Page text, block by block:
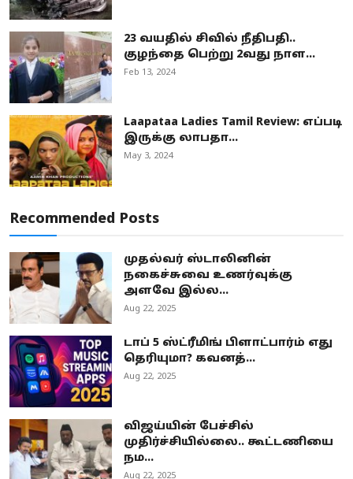
23 வயதில் சிவில் நீதிபதி..
குழந்தை பெற்று 2வது நாள...
Feb 13, 2024
Laapataa Ladies Tamil Review: எப்படி
இருக்கு லாபதா...
May 3, 2024
Recommended Posts
முதல்வர் ஸ்டாலினின்
நகைச்சுவை உணர்வுக்கு
அளவே இல்ல...
Aug 22, 2025
டாப் 5 ஸ்ட்ரீமிங் பிளாட்பார்ம் எது
தெரியுமா? கவனத்...
Aug 22, 2025
விஜய்யின் பேச்சில்
முதிர்ச்சியில்லை.. கூட்டணியை
நம...
Aug 22, 2025